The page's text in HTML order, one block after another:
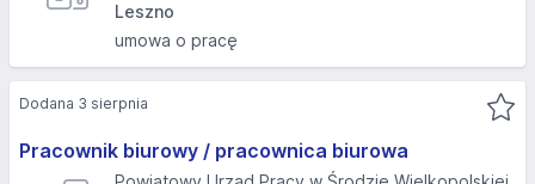
Leszno
umowa o pracę
Pracownik biurowy / pracownica biurowa
Dodana 3 sierpnia